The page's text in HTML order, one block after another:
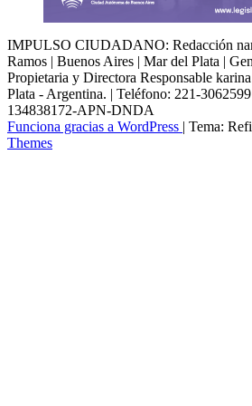
IMPULSO CIUDADANO: Redacción
Ramos | Buenos Aires | Mar del Plata |
Propietaria y Directora Responsable
Plata - Argentina. | Teléfono: 221-
134838172-APN-DNDA
Funciona gracias a WordPress | Tema:
Themes